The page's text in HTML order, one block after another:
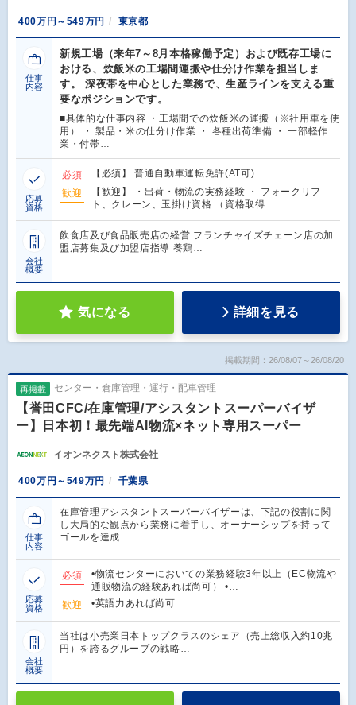
400万円～549万円 東京都
仕事
内容
新規工場（来年7～8月本格稼働予定）および既存工場に
おける、炊飯米の工場間運搬や仕分け作業を担当しま
す。 深夜帯を中心とした業務で、生産ラインを支える重
要なポジションです。
■具体的な仕事内容 ・工場間での炊飯米の運搬（※社用車を使
用） ・ 製品・米の仕分け作業 ・ 各種出荷準備 ・ 一部軽作
業・付帯…
応募
資格
必須
【必須】 普通自動車運転免許(AT可)
歓迎
【歓迎】 ・出荷・物流の実務経験 ・ フォークリフ
ト、クレーン、玉掛け資格 （資格取得…
会社
概要
飲食店及び食品販売店の経営 フランチャイズチェーン店の加
盟店募集及び加盟店指導 養鶏…
気になる 詳細を見る
掲載期間：26/08/07～26/08/20
再掲載 センター・倉庫管理・運行・配車管理
【誉田CFC/在庫管理/アシスタントスーパーバイザ
ー】日本初！最先端AI物流×ネット専用スーパー
イオンネクスト株式会社
400万円～549万円 千葉県
仕事
内容
在庫管理アシスタントスーパーバイザーは、下記の役割に関
し大局的な観点から業務に着手し、オーナーシップを持って
ゴールを達成…
応募
資格
必須
•物流センターにおいての業務経験3年以上（EC物流や
通販物流の経験あれば尚可） •…
歓迎
•英語力あれば尚可
会社
概要
当社は小売業日本トップクラスのシェア（売上総収入約10兆
円）を誇るグループの戦略…